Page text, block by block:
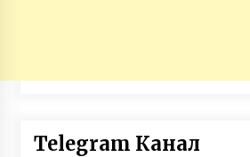
Telegram Канал